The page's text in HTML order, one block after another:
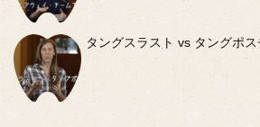
タングスラスト vs タングポス